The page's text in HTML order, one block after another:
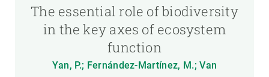
The essential role of biodiversity
in the key axes of ecosystem
function
Yan, P.; Fernández-Martínez, M.; Van